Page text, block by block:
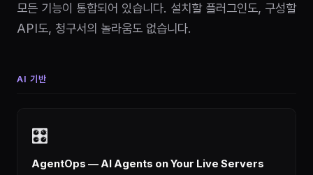
모든 기능이 통합되어 있습니다. 설치할 플러그인도, 구성할
API도, 청구서의 놀라움도 없습니다.
AI 기반
🎛
AgentOps — AI Agents on Your Live Servers